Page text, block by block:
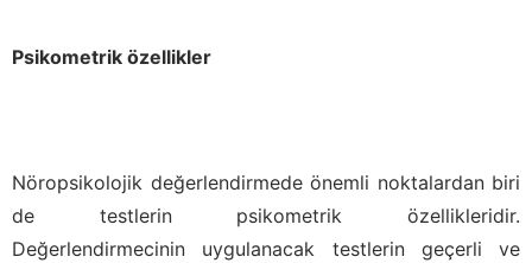
Psikometrik özellikler
Nöropsikolojik değerlendirmede önemli noktalardan biri
de testlerin psikometrik özellikleridir.
Değerlendirmecinin uygulanacak testlerin geçerli ve